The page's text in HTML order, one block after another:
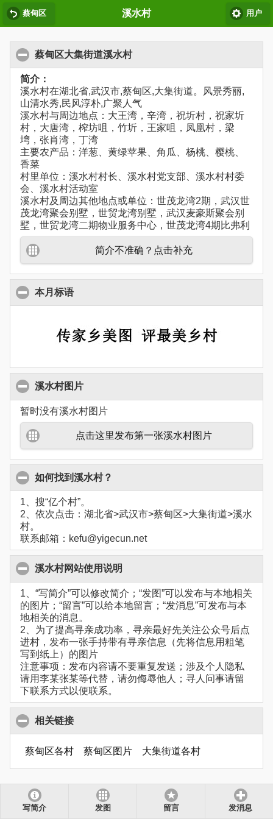
蔡甸区 溪水村 用户
蔡甸区大集街道溪水村
简介：
溪水村在湖北省,武汉市,蔡甸区,大集街道。风景秀丽,
山清水秀,民风淳朴,广聚人气
溪水村与周边地点：大王湾，辛湾，祝圻村，祝家圻
村，大唐湾，榨坊咀，竹圻，王家咀，凤凰村，梁
塆，张肖湾，丁湾
主要农产品：洋葱、黄绿苹果、角瓜、杨桃、樱桃、
香菜
村里单位：溪水村村长、溪水村党支部、溪水村村委
会、溪水村活动室
溪水村及周边其他地点或单位：世茂龙湾2期，武汉世
茂龙湾聚会别墅，世贸龙湾别墅，武汉麦豪斯聚会别
墅，世贸龙湾二期物业服务中心，世茂龙湾4期比弗利
简介不准确？点击补充
本月标语
溪水村图片
暂时没有溪水村图片
点击这里发布第一张溪水村图片
如何找到溪水村？
1、搜“亿个村”。
2、依次点击：湖北省>武汉市>蔡甸区>大集街道>溪水
村。
联系邮箱：kefu@yigecun.net
溪水村网站使用说明
1、“写简介”可以修改简介；“发图”可以发布与本地相关
的图片；“留言”可以给本地留言；“发消息”可发布与本
地相关的消息。
2、为了提高寻亲成功率，寻亲最好先关注公众号后点
进村，发布一张手持带有寻亲信息（先将信息用粗笔
写到纸上）的图片
注意事项：发布内容请不要重复发送；涉及个人隐私
请用李某张某等代替，请勿侮辱他人；寻人问事请留
下联系方式以便联系。
相关链接
蔡甸区各村 蔡甸区图片 大集街道各村
写简介 发图 留言 发消息